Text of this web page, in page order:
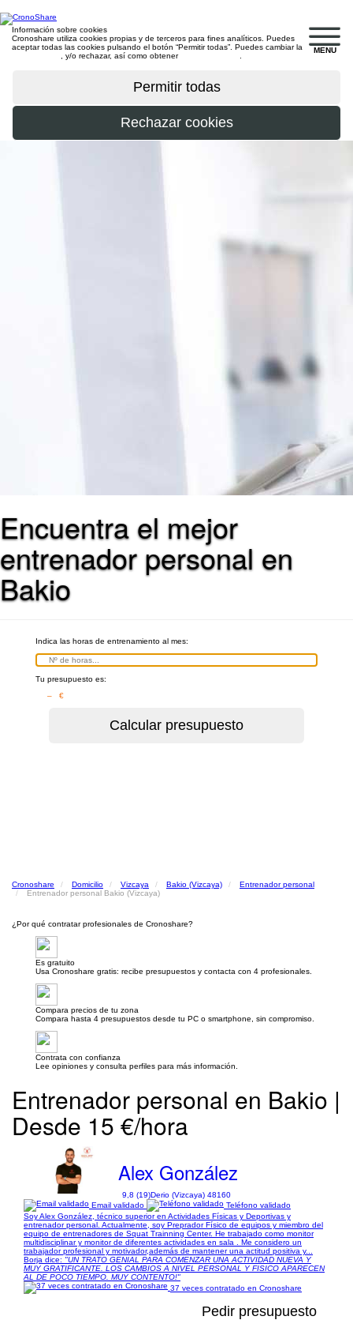
MENU
Información sobre cookies
Cronoshare utiliza cookies propias y de terceros para fines analíticos. Puedes
aceptar todas las cookies pulsando el botón “Permitir todas”. Puedes cambiar la
, y/o rechazar, así como obtener
Encuentra el mejor
entrenador personal en
Bakio
Indica las horas de entrenamiento al mes:
Tu presupuesto es:
– €
Cronoshare Domicilio Vizcaya Bakio (Vizcaya)
Entrenador personal
Entrenador personal Bakio (Vizcaya)
¿Por qué contratar profesionales de Cronoshare?
Es gratuito
Usa Cronoshare gratis: recibe presupuestos y contacta con 4 profesionales.
Compara precios de tu zona
Compara hasta 4 presupuestos desde tu PC o smartphone, sin compromiso.
Contrata con confianza
Lee opiniones y consulta perfiles para más información.
Entrenador personal en Bakio |
Desde 15 €/hora
Alex González
9,8 (19)Derio (Vizcaya) 48160
Email validado
Teléfono validado
Soy Alex González, técnico superior en Actividades Físicas y Deportivas y
entrenador personal. Actualmente, soy Preprador Físico de equipos y miembro del
equipo de entrenadores de Squat Trainning Center. He trabajado como monitor
multidisciplinar y monitor de diferentes actividades en sala . Me considero un
trabajador profesional y motivador,además de mantener una actitud positiva y...
Borja dice: "UN TRATO GENIAL PARA COMENZAR UNA ACTIVIDAD NUEVA Y
MUY GRATIFICANTE. LOS CAMBIOS A NIVEL PERSONAL Y FISICO APARECEN
AL DE POCO TIEMPO. MUY CONTENTO!"
37 veces contratado en Cronoshare
Pedir presupuesto